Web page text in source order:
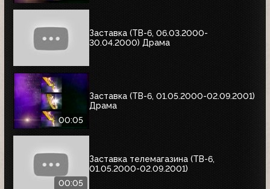
Заставка (ТВ-6, 06.03.2000-
30.04.2000) Драма
00:05
Заставка (ТВ-6, 01.05.2000-02.09.2001)
Драма
00:05
Заставка телемагазина (ТВ-6,
01.05.2000-02.09.2001)